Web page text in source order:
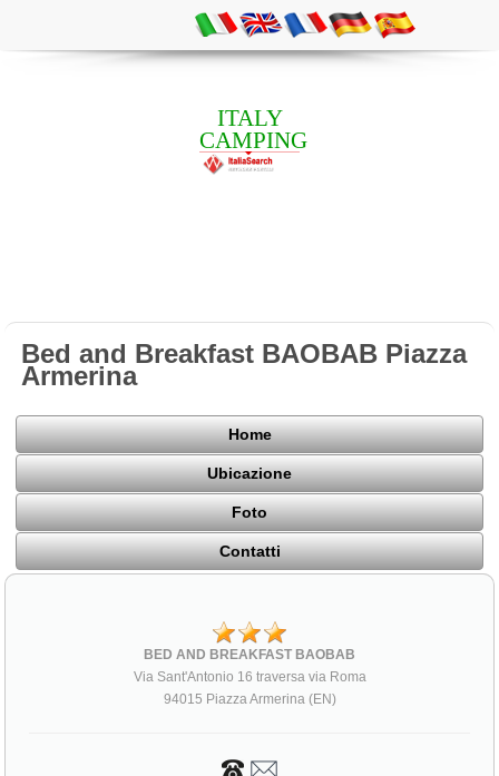
ITALY
CAMPING
Bed and Breakfast BAOBAB Piazza
Armerina
Home
Ubicazione
Foto
Contatti
BED AND BREAKFAST BAOBAB
Via Sant'Antonio 16 traversa via Roma
94015 Piazza Armerina (EN)